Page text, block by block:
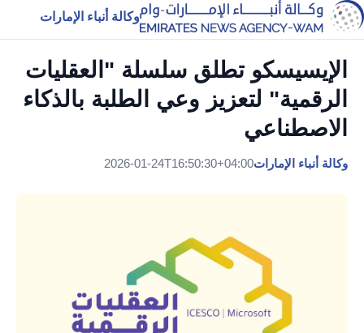
وكالة أنباء الإمارات
الإيسيسكو تطلق سلسلة "العقليات
الرقمية" لتعزيز وعي الطلبة بالذكاء
الاصطناعي
وكالة أنباء الإمارات2026-01-24T16:50:30+04:00